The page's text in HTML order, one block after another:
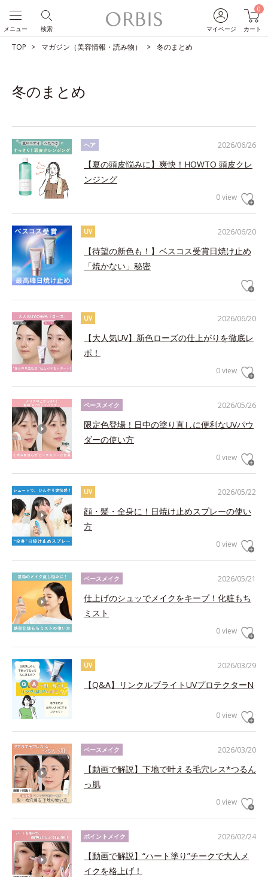
マイページ
0
カート
検索
メニュー
TOP マガジン（美容情報・読み物） 冬のまとめ
冬のまとめ
2026/06/26
ヘア
【夏の頭皮悩みに】爽快！HOWTO 頭皮クレ
ンジング
0 view
2026/06/20
UV
【待望の新色も！】ベスコス受賞日焼け止め
「焼かない」秘密
2026/06/20
UV
【大人気UV】新色ローズの仕上がりを徹底レ
ポ！
0 view
2026/05/26
ベースメイク
限定色登場！日中の塗り直しに便利なUVパウ
ダーの使い方
0 view
2026/05/22
UV
顔・髪・全身に！日焼け止めスプレーの使い
方
0 view
2026/05/21
ベースメイク
仕上げのシュッでメイクをキープ！化粧もち
ミスト
0 view
2026/03/29
UV
【Q&A】リンクルブライトUVプロテクターN
0 view
2026/03/20
ベースメイク
【動画で解説】下地で叶える毛穴レス*つるん
っ肌
0 view
2026/02/24
ポイントメイク
【動画で解説】“ハート塗り”チークで大人メ
イクを格上げ！